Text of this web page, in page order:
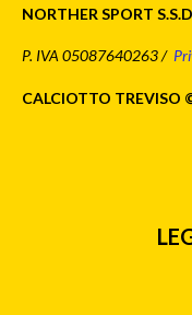
NORTHER SPORT
P. IVA 05087640263 /
CALCIOTTO TREVISO